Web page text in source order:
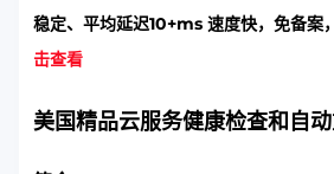
稳定、平均延迟10+ms 速度快，免备案
击查看
美国精品云服务健康检查和自